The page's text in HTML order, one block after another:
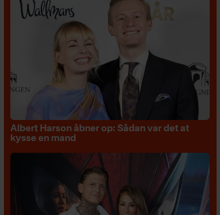
Albert Harson åbner op: Sådan var det at
kysse en mand